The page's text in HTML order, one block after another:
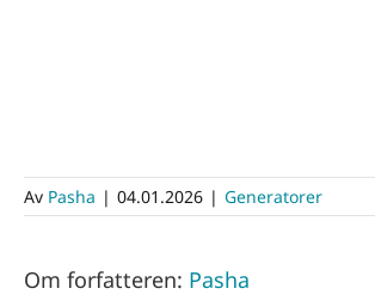
Av Pasha | 04.01.2026 | Generatorer
Om forfatteren: Pasha